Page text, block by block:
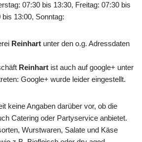
07:30 bis 13:30, Freitag: 07:30 bis
13:00, Sonntag:
Reinhart unter den o.g. Adressdaten
Reinhart ist auch auf google+ unter
Google+ wurde leider eingestellt.
keine Angaben darüber vor, ob die
Catering oder Partyservice anbietet.
Wurstwaren, Salate und Käse